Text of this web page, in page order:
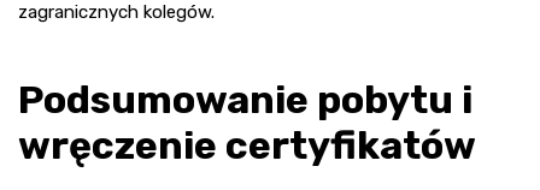
zagranicznych kolegów.
Podsumowanie pobytu i
wręczenie certyfikatów